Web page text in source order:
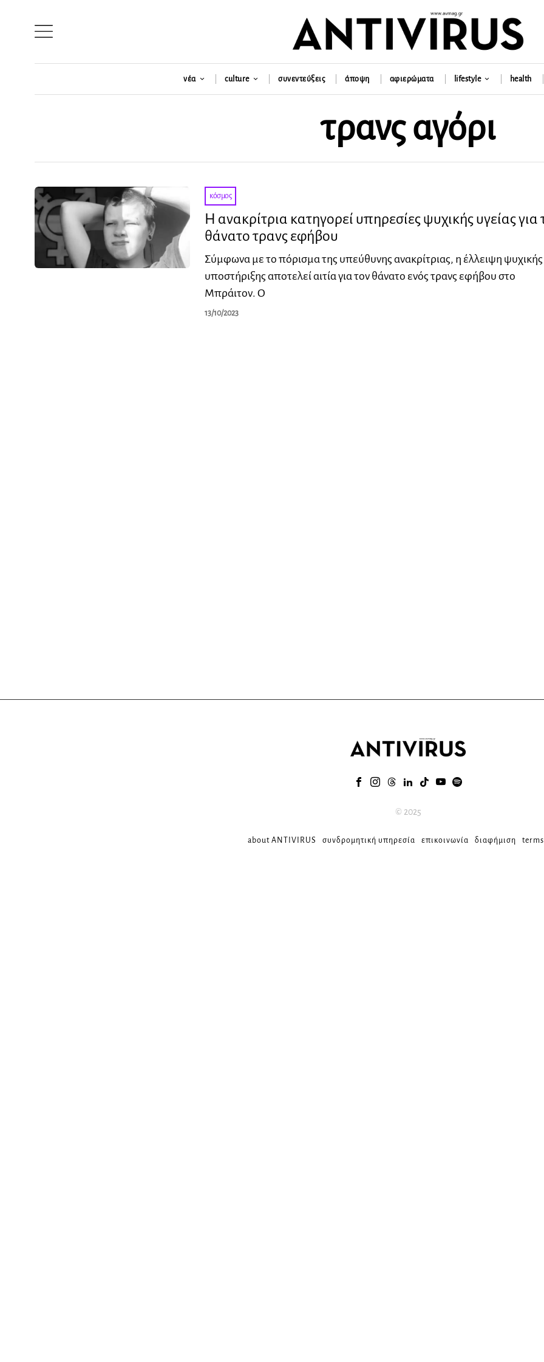
νέα culture συνεντεύξεις άποψη αφιερώματα lifestyle health
τρανς αγόρι
κόσμος
Η ανακρίτρια κατηγορεί υπηρεσίες ψυχικής υγείας για
θάνατο τρανς εφήβου
Σύμφωνα με το πόρισμα της υπεύθυνης ανακρίτριας, η έλλειψη ψυχικής
υποστήριξης αποτελεί αιτία για τον θάνατο ενός τρανς εφήβου στο
Μπράιτον. Ο
13/10/2023
© 2025
about ANTIVIRUS συνδρομητική υπηρεσία επικοινωνία διαφήμιση